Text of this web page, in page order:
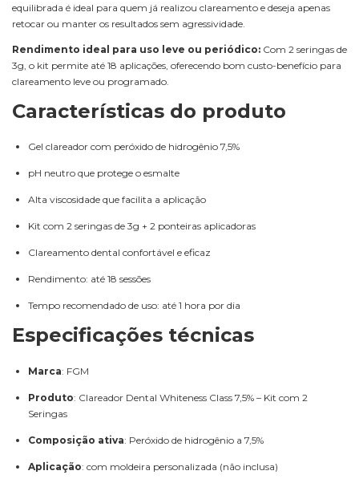
equilibrada é ideal para quem já realizou clareamento e deseja apenas
retocar ou manter os resultados sem agressividade.
Rendimento ideal para uso leve ou periódico: Com 2 seringas de
3g, o kit permite até 18 aplicações, oferecendo bom custo-benefício para
clareamento leve ou programado.
Características do produto
Gel clareador com peróxido de hidrogênio 7,5%
pH neutro que protege o esmalte
Alta viscosidade que facilita a aplicação
Kit com 2 seringas de 3g + 2 ponteiras aplicadoras
Clareamento dental confortável e eficaz
Rendimento: até 18 sessões
Tempo recomendado de uso: até 1 hora por dia
Especificações técnicas
Marca: FGM
Produto: Clareador Dental Whiteness Class 7,5% – Kit com 2
Seringas
Composição ativa: Peróxido de hidrogênio a 7,5%
Aplicação: com moldeira personalizada (não inclusa)